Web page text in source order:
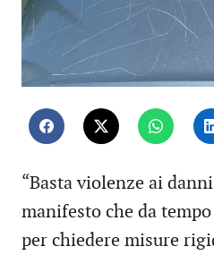
“Basta violenze ai
manifesto che da
per chiedere misure